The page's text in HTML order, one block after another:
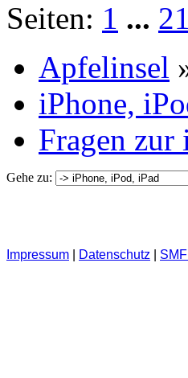
Seiten: 1 ... 21
Apfelinsel
iPhone,
Fragen zur
Gehe zu:
Impressum Datenschutz